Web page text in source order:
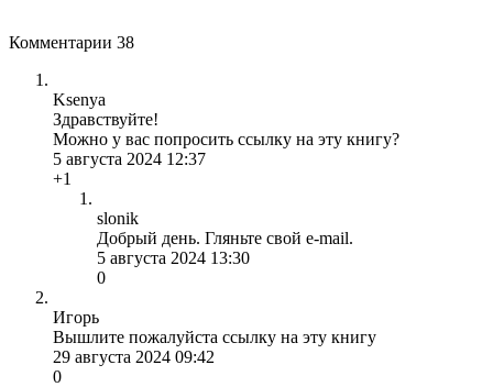
Комментарии 38
Ksenya
Здравствуйте!
Можно у вас попросить ссылку на эту книгу?
5 августа 2024 12:37
+1
slonik
Добрый день. Гляньте свой e-mail.
5 августа 2024 13:30
0
Игорь
Вышлите пожалуйста ссылку на эту книгу
29 августа 2024 09:42
0